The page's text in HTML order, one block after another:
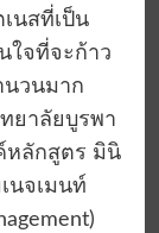
นสที่เป็น
ใจที่จะก้าว
นวนมาก
ยาลัยบูรพา
หลักสูตร มินิ
นจเมนท์